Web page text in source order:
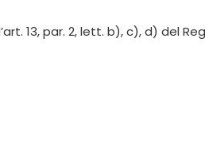
13, par. 2, lett. b), c), d) del